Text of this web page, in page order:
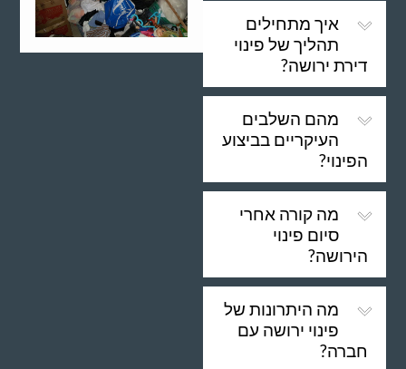
איך מתחילים
תהליך של פינוי
דירת ירושה?
מהם השלבים
העיקריים בביצוע
הפינוי?
מה קורה אחרי
סיום פינוי
הירושה?
מה היתרונות של
פינוי ירושה עם
חברה?